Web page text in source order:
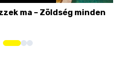
ma – Zöldség minden